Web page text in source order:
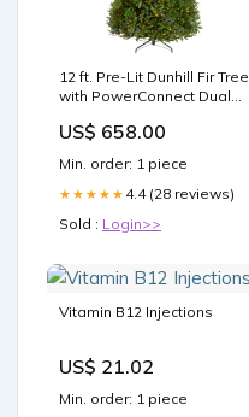
12 ft. Pre-Lit Dunhill Fir Tree
with PowerConnect Dual
FNF
US$ 658.00
Min. order: 1 piece
★★★★★ 4.4 (28 reviews)
Sold : Login>>
Vitamin B12 Injections
US$ 21.02
Min. order: 1 piece